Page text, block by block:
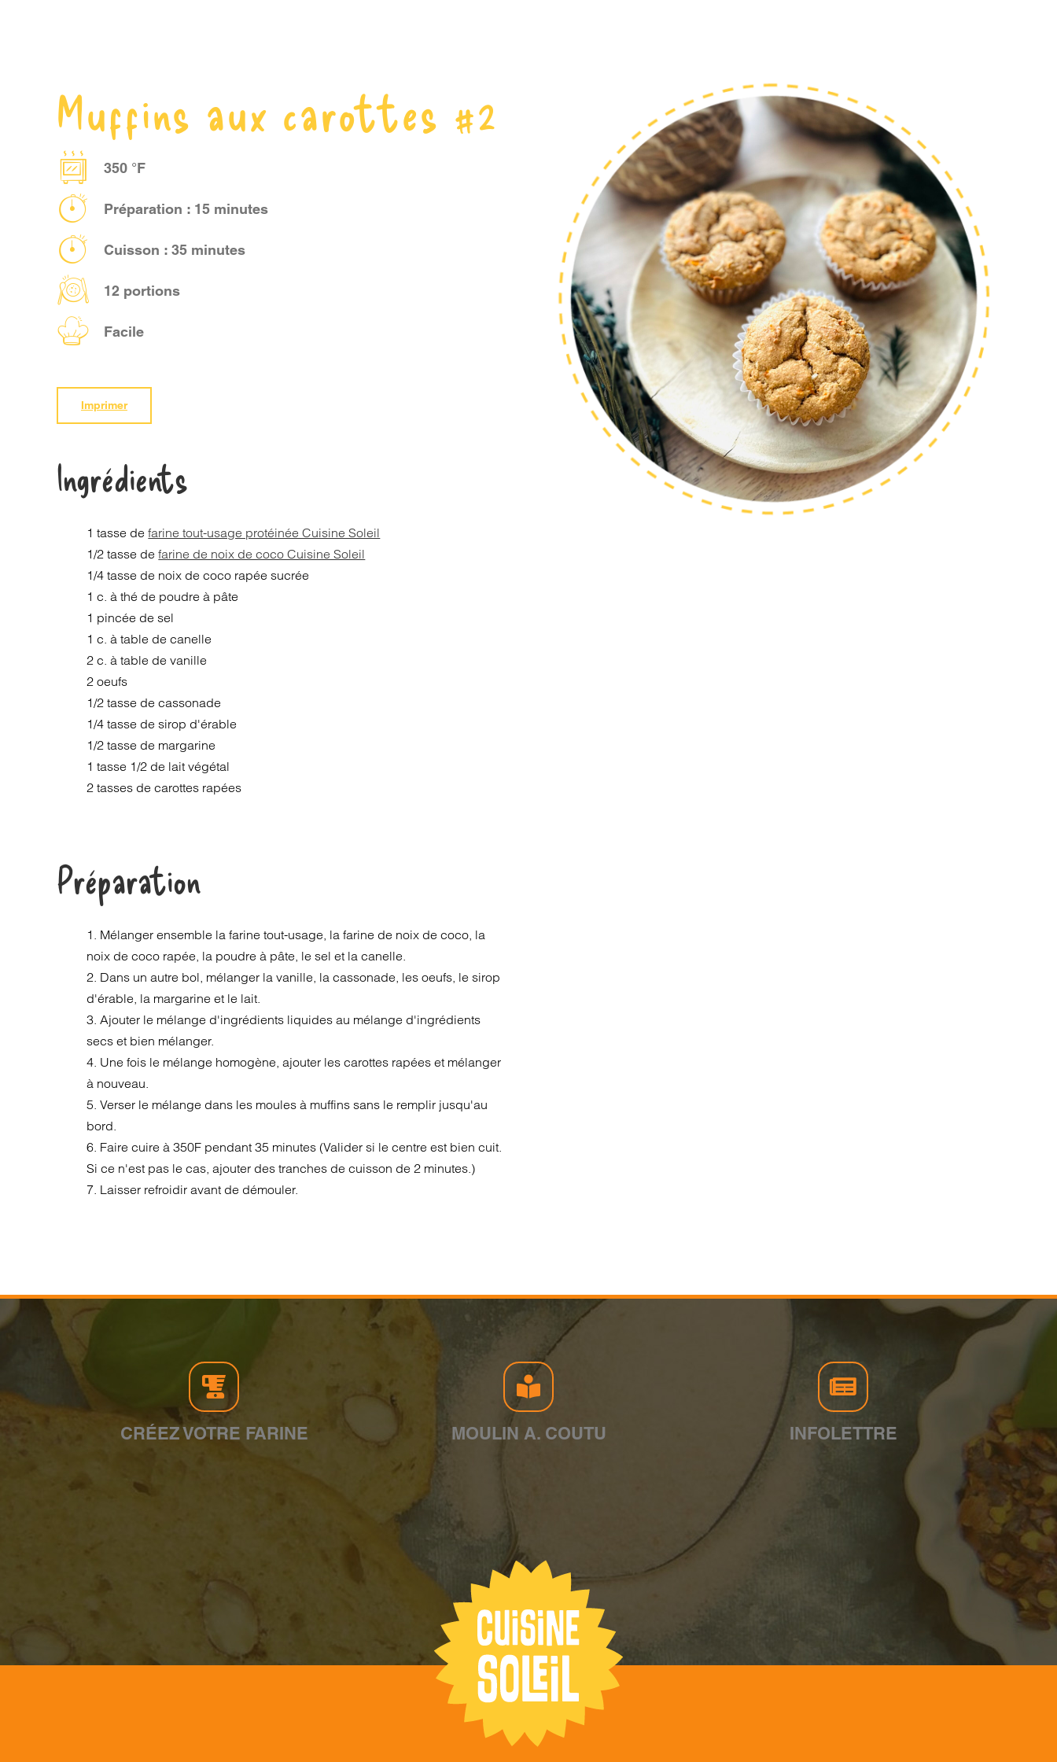
Muffins aux carottes #2
350 °F
Préparation : 15 minutes
Cuisson : 35 minutes
12 portions
Facile
Imprimer
Ingrédients
1 tasse defarine tout-usage protéinée Cuisine Soleil
1/2 tasse defarine de noix de coco Cuisine Soleil
1/4 tasse de noix de coco rapée sucrée
1 c. à thé de poudre à pâte
1 pincée de sel
1 c. à table de canelle
2 c. à table de vanille
2 oeufs
1/2 tasse de cassonade
1/4 tasse de sirop d'érable
1/2 tasse de margarine
1 tasse 1/2 de lait végétal
2 tasses de carottes rapées
Préparation
1. Mélanger ensemble la farine tout-usage, la farine de noix de coco, la
noix de coco rapée, la poudre à pâte, le sel et la canelle.
2. Dans un autre bol, mélanger la vanille, la cassonade, les oeufs, le sirop
d'érable, la margarine et le lait.
3. Ajouter le mélange d'ingrédients liquides au mélange d'ingrédients
secs et bien mélanger.
4. Une fois le mélange homogène, ajouter les carottes rapées et mélanger
à nouveau.
5. Verser le mélange dans les moules à muffins sans le remplir jusqu'au
bord.
6. Faire cuire à 350F pendant 35 minutes (Valider si le centre est bien cuit.
Si ce n'est pas le cas, ajouter des tranches de cuisson de 2 minutes.)
7. Laisser refroidir avant de démouler.
CRÉEZ VOTRE FARINE MOULIN A. COUTU INFOLETTRE